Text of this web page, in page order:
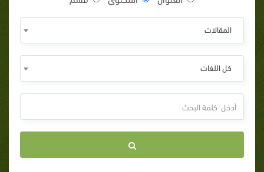
المقالات
كل اللغات